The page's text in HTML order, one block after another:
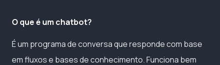
O que é um chatbot?
É um programa de conversa que responde com base
em fluxos e bases de conhecimento. Funciona bem